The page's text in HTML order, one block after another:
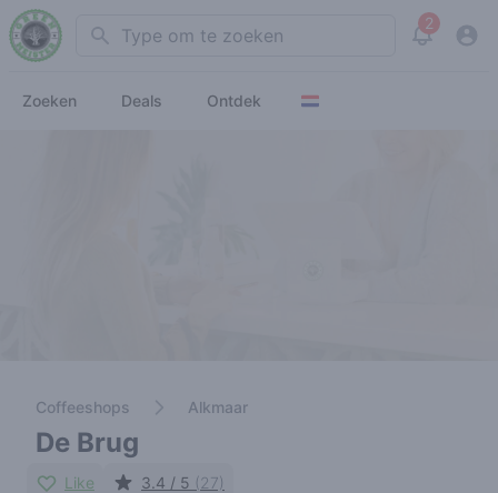
Search 2
View
Zoeken Deals Ontdek
Coffeeshops Alkmaar
De Brug
Like 3.4 / 5 (27)